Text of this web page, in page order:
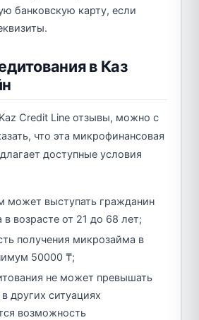
банковскую карту, если
в Каз
Credit Line отзывы, можно с
что эта микрофинансовая
доступные условия
может выступать гражданин
в возрасте от 21 до 68 лет;
получения микрозайма в
50000 ₸;
не может превышать
других ситуациях
возможность